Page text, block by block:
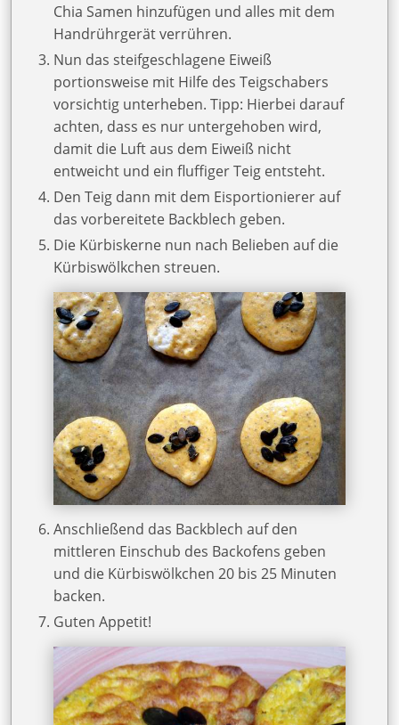
Chia Samen hinzufügen und alles mit dem
Handrührgerät verrühren.
Nun das steifgeschlagene Eiweiß
portionsweise mit Hilfe des Teigschabers
vorsichtig unterheben. Tipp: Hierbei darauf
achten, dass es nur untergehoben wird,
damit die Luft aus dem Eiweiß nicht
entweicht und ein fluffiger Teig entsteht.
Den Teig dann mit dem Eisportionierer auf
das vorbereitete Backblech geben.
Die Kürbiskerne nun nach Belieben auf die
Kürbiswölkchen streuen.
Anschließend das Backblech auf den
mittleren Einschub des Backofens geben
und die Kürbiswölkchen 20 bis 25 Minuten
backen.
Guten Appetit!